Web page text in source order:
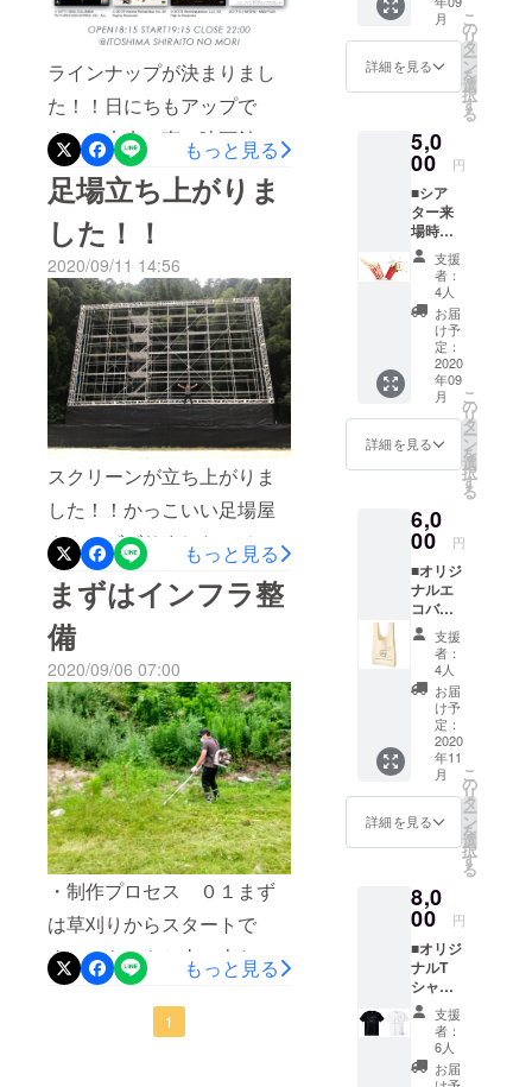
ブレーション（合わせ込み
をテスト）この辺はいつも
やってる仕事なので、ス
ムース。今晩がいよいよラ
ストファウンディング。１
００万超えて、目標まで後
一息！！
ラインナップが決まりまし
た！！日にちもアップで
す！！未来の森の映画館で
上映される、9/19からの
オープニング作品の発表で
す！12/27までの毎週末、
〈森で観たい映画〉〈600イ
ンチ劇場〉〈ドライブイ
ン・ミニシアター〉
〈DRIVIN' Movies〉の4つの
テーマで至極の映画をお届
けしていきます。ライン
ナップはこちら！9/19(土)
｜森で観たい映画『 未知と
の遭遇 』（135分 / G）
https://www.youtube.com/wa
tch?v=cD30zbSexlY9/20(日)
｜600インチ劇場『 ワン
ス・アポン・ア・タイム・
イン・ハリウッド 』（161
分 / PG12）https://bd-
dvd.sonypictures.jp/onceupo
natimeinhollywood/index.ht
ml9/21(月)｜森で観たい映画
『 メッセージ 』（116分 /
G）https://bd-
dvd.sonypictures.jp/arrival/9/
22(火)｜ドライブイン・ミニ
シアター『 心と体と 』
（116分 / PG12）
もっと見る
足場立ち上がりま
した！！
2020/09/11 14:56
スクリーンが立ち上がりま
した！！かっこいい足場屋
さん。ビビりました。そし
て、海外から来たスクリー
ン。これをどうやって張る
のかが最大の課題！！
もっと見る
まずはインフラ整
備
2020/09/06 07:00
・制作プロセス ０１まず
は草刈りからスタートで
す！！もともと土の上だっ
たので、ぬかるみが多く、
会場は全て砂利を引こうと
もっと見る
1
住して仲間
と街に関わ
ることなど
も楽しんで
都市とテク
ノロジーみ
たいなこと
を探ってみ
たいなあと
思っていま
しま
す。 ■
公式HP
にお名
前を掲
載 ※ 公
お名前
を掲載
させて
いただ
きま
す。 ※
支援
時、必
ず備考
欄にご
希望の
お名前
をご記
入くだ
さい。
※ 掲載
不要の
メール
でお知
らせく
ださ
い。 ■
上映前
のオー
プニン
グクレ
ジット
映像に
掲載 ※
上映前
に巨大
スク
リーン
にお名
こちら
からの
に記入
がない
場合は
掲載不
要とさ
せてい
ただき
月
詳細を見る
こ
の
リ
タ
ー
ン
を
選
択
す
る
5,0
00 円
■シア
ター来
場時に
ポップ
コーン
とお飲
み物ご
提供 ※
車両に
乗って
いる人
数分の
ポップ
コーン
とお飲
み物
トドリ
ンク）
をご提
供いた
しま
す。 ※
シア
ターチ
ケット
は付い
ており
ません
のでご
注意く
ださ
い。 ■
シア
ナルス
テッ
カーご
提供 ※
ロゴ
マーク
のオリ
ジナル
ステッ
カー ■
支援
者：
4人
お届
け予
定：
2020
年09
月
詳細を見る
こ
の
リ
タ
ー
ン
を
選
択
す
る
6,0
00 円
■オリジ
ナルエ
コバッ
クご提
供 ※ロ
ゴマー
ク入り
のオリ
ジナル
エコ
バック
※色は白
になり
ます。
■オリジ
ナルス
カーご
提供 ※
白黒1枚
づつ ■
お礼の
メッ
セージ
※ 主催
者より
感謝の
支援
者：
4人
お届
け予
定：
2020
年11
月
詳細を見る
こ
の
リ
タ
ー
ン
を
選
択
す
る
8,0
00 円
■オリジ
ナルT
シャツ
※
Forest
Night
Driveオ
リジナ
支援
者：
6人
お届